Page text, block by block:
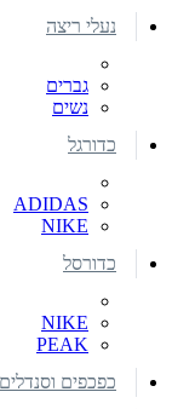
נעלי ריצה
גברים
נשים
כדורגל
ADIDAS
NIKE
כדורסל
NIKE
PEAK
כפכפים וסנדלים